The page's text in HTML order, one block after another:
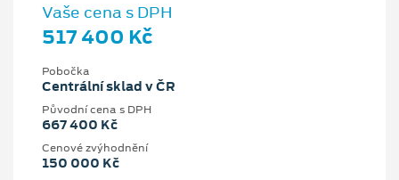
Vaše cena s DPH
517 400 Kč
Pobočka
Centrální sklad v ČR
Původní cena s DPH
667 400 Kč
Cenové zvýhodnění
150 000 Kč